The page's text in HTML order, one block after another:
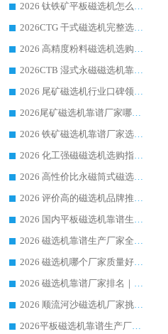
2026 钛铁矿平板磁选机怎么选 靠谱生产企业实力排行榜选购参考攻略
2026CTG 干式磁选机完整选购指南 行业口碑顶尖靠谱生产龙头厂家实力推荐
2026 高精度粉料磁选机选购全攻略 行业优质品牌华体会手机网页版-华体会(中国) 实力深度解析
2026CTB 湿式永磁磁选机靠谱厂家实力排行榜 铁矿选矿设备采购全流程选购指南
2026 尾矿磁选机行业口碑领域强者，源头直供国内主流厂家华体会手机网页版-华体会(中国) 一站式服务
2026尾矿磁选机靠谱厂家哪家好 行业口碑领域强者华体会手机网页版-华体会(中国) 推荐
2026 铁矿磁选机靠谱厂家选购全攻略 行业标杆华体会手机网页版-华体会(中国) 设备性价比出众
2026 化工强磁磁选机选购指南 5 家行业口碑靠谱厂家领域强者推荐
2026 高性价比永磁筒式磁选机品牌盘点 行业强者口碑实测选购完整指南
2026 评价高的磁选机品牌推荐选购指南，永磁筒式磁选机设备领域强者全景行业口碑解析
2026 国内平板磁选机靠谱生产厂家推荐排名|行业口碑选购指南，领域强者按需选设备
2026 磁选机靠谱生产厂家全梳理 分场景选型行业头部品牌选购参考攻略
2026 磁选机哪个厂家质量好？十大靠谱磁电企业排名选购指南
2026 磁选机靠谱厂家排名｜华体会手机网页版-华体会(中国) 高性价比磁选机磁电品牌
2026 顺流河沙磁选机厂家挑选攻略 | 业内口碑龙头企业高性价比品牌推荐
2026平板磁选机靠谱生产厂家选购指南 行业口碑良好品牌推荐 磁电领域实力强者